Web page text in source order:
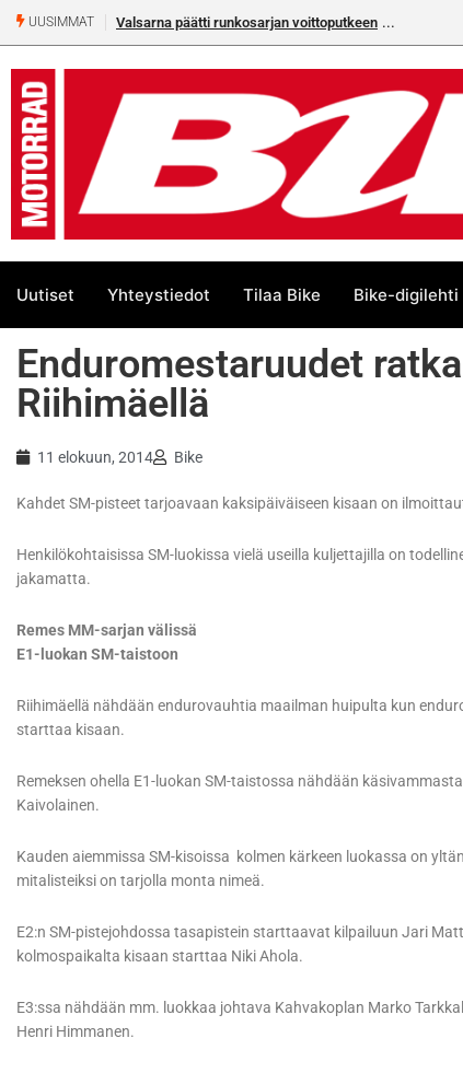
UUSIMMAT Valsarna päätti runkosarjan voittoputkeen
numeroa!
Uutiset Yhteystiedot Tilaa Bike Bike-digilehti
Enduromestaruudet
Riihimäellä
11 elokuun, 2014 Bike
Kahdet SM-pisteet tarjoavaan kaksipäiväiseen kisaan on
Henkilökohtaisissa SM-luokissa vielä useilla kuljettajilla on
jakamatta.
Remes MM-sarjan välissä
E1-luokan SM-taistoon
Riihimäellä nähdään endurovauhtia maailman huipulta kun
starttaa kisaan.
Remeksen ohella E1-luokan SM-taistossa nähdään
Kaivolainen.
Kauden aiemmissa SM-kisoissa kolmen kärkeen luokassa on
mitalisteiksi on tarjolla monta nimeä.
E2:n SM-pistejohdossa tasapistein starttaavat kilpailuun Jari
kolmospaikalta kisaan starttaa Niki Ahola.
E3:ssa nähdään mm. luokkaa johtava Kahvakoplan Marko
Henri Himmanen.